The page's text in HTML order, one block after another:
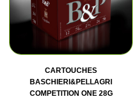
CARTOUCHES
BASCHIERI&PELLAGRI
COMPETITION ONE 28G